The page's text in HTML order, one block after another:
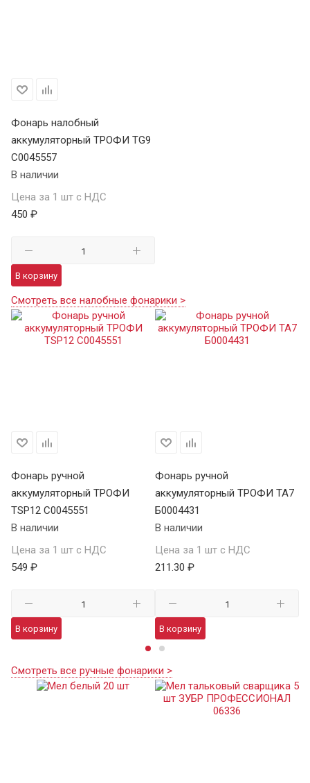
Фонарь налобный
аккумуляторный ТРОФИ TG9
C0045557
В наличии
Цена за 1 шт с НДС
450 ₽
В корзину
Смотреть все налобные фонарики >
Фонарь ручной
аккумуляторный ТРОФИ
TSP12 C0045551
В наличии
Цена за 1 шт с НДС
549 ₽
В корзину
Фонарь ручной
аккумуляторный ТРОФИ TA7
Б0004431
В наличии
Цена за 1 шт с НДС
211.30 ₽
В корзину
Смотреть все ручные фонарики >